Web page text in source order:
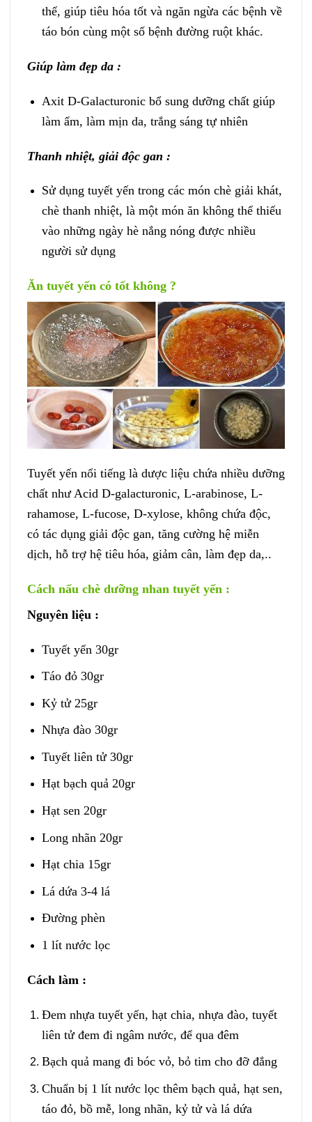
thể, giúp tiêu hóa tốt và ngăn ngừa các bệnh về
táo bón cùng một số bệnh đường ruột khác.
Giúp làm đẹp da :
Axit D-Galacturonic bổ sung dưỡng chất giúp
làm ẩm, làm mịn da, trắng sáng tự nhiên
Thanh nhiệt, giải độc gan :
Sử dụng tuyết yến trong các món chè giải khát,
chè thanh nhiệt, là một món ăn không thể thiếu
vào những ngày hè nắng nóng được nhiều
người sử dụng
Ăn tuyết yến có tốt không ?
Tuyết yến nổi tiếng là dược liệu chứa nhiều dưỡng
chất như Acid D-galacturonic, L-arabinose, L-
rahamose, L-fucose, D-xylose, không chứa độc,
có tác dụng giải độc gan, tăng cường hệ miễn
dịch, hỗ trợ hệ tiêu hóa, giảm cân, làm đẹp da,..
Cách nấu chè dưỡng nhan tuyết yến :
Nguyên liệu :
Tuyết yến 30gr
Táo đỏ 30gr
Kỷ tử 25gr
Nhựa đào 30gr
Tuyết liên tử 30gr
Hạt bạch quả 20gr
Hạt sen 20gr
Long nhãn 20gr
Hạt chia 15gr
Lá dứa 3-4 lá
Đường phèn
1 lít nước lọc
Cách làm :
Đem nhựa tuyết yến, hạt chia, nhựa đào, tuyết
liên tử đem đi ngâm nước, để qua đêm
Bạch quả mang đi bóc vỏ, bỏ tim cho đỡ đắng
Chuẩn bị 1 lít nước lọc thêm bạch quả, hạt sen,
táo đỏ, bồ mễ, long nhãn, kỷ tử và lá dứa